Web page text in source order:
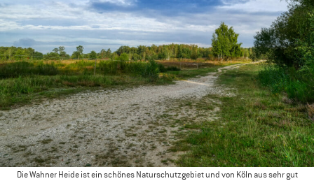
Die Wahner Heide ist ein schönes Naturschutzgebiet und von Köln aus sehr gut